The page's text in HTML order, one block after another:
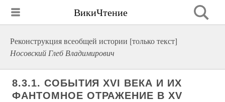
ВикиЧтение
Реконструкция всеобщей истории [только текст]
Носовский Глеб Владимирович
8.3.1. СОБЫТИЯ XVI ВЕКА И ИХ
ФАНТОМНОЕ ОТРАЖЕНИЕ В XV